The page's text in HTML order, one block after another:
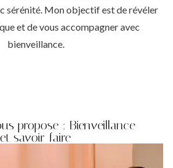
sérénité. Mon objectif est de révéler
et de vous accompagner avec
bienveillance.
propose : Bienveillance
et savoir-faire